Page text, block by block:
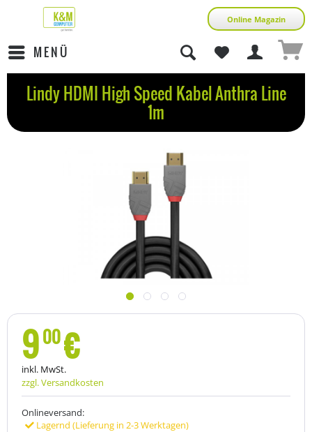
Online Magazin
MENÜ
Lindy HDMI High Speed Kabel Anthra Line
1m
900€
inkl. MwSt.
zzgl. Versandkosten
Onlineversand:
Lagernd (Lieferung in 2-3 Werktagen)